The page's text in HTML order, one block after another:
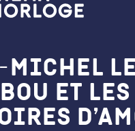
Michel le
et les